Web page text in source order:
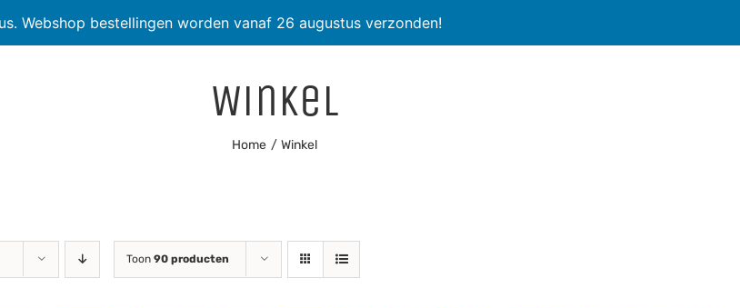
Webshop bestellingen worden vanaf 26 augustus verzonden!
Winkel
Home Winkel
Toon 90 producten